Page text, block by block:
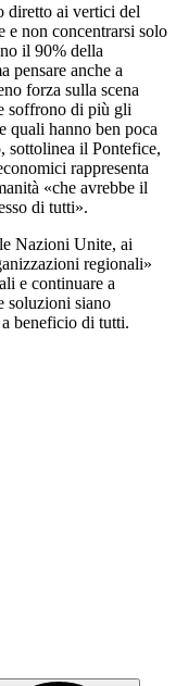
diretto ai vertici del
e non concentrarsi solo
il 90% della
pensare anche a
forza sulla scena
soffrono di più gli
quali hanno ben poca
sottolinea il Pontefice,
rappresenta
«che avrebbe il
di tutti».
Nazioni Unite, ai
regionali»
e continuare a
soluzioni siano
beneficio di tutti.